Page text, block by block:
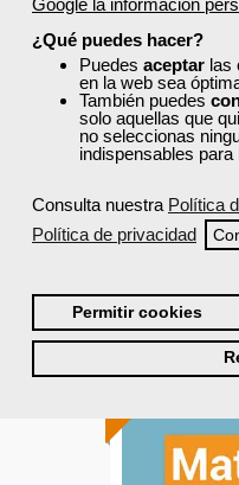
¿Qué puedes hacer?
Puedes aceptar las
en la web sea
También puedes
solo aquellas que
no seleccionas
indispensables para
Consulta nuestra Política
Política de privacidad
Permitir cookies
ONLINE